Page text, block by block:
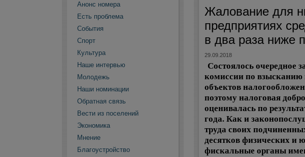
Анонс номера
Есть проблема
События
Спорт
Культура
Наше интервью
Молодежь
Наши номинации
Обратная связь
Вести из поселений
Экономика
Мнение
Благоустройство
Жалование для
предприятиях
в два раза ниже
29.09.2018
Состоялось очередное
комиссии по
объектов
поэтому налоговая
оценивалась по
года. Как и
труда своих
десятков физических и
фискальные органы